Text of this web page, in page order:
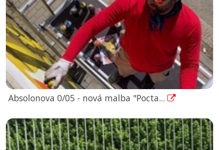
Absolonova 0/05 - nová malba "Pocta...